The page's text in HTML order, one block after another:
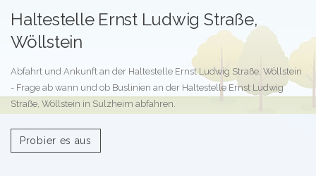
Haltestelle Ernst Ludwig Straße,
Wöllstein
Abfahrt und Ankunft an der Haltestelle Ernst Ludwig Straße, Wöllstein
- Frage ab wann und ob Buslinien an der Haltestelle Ernst Ludwig
Straße, Wöllstein in Sulzheim abfahren.
Probier es aus